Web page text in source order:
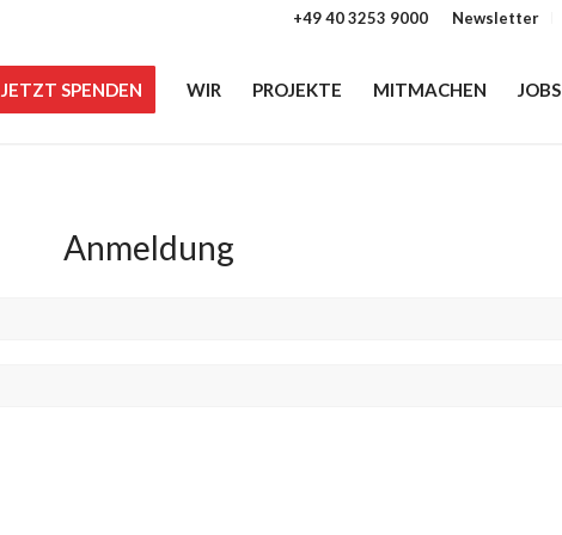
Newsletter
+49 40 3253 9000
JETZT SPENDEN WIR PROJEKTE MITMACHEN JOBS
Anmeldung